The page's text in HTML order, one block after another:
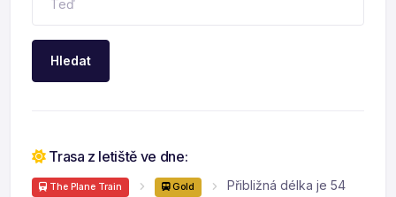
Hledat
Trasa z letiště ve dne:
The Plane Train Gold
Přibližná délka je 54